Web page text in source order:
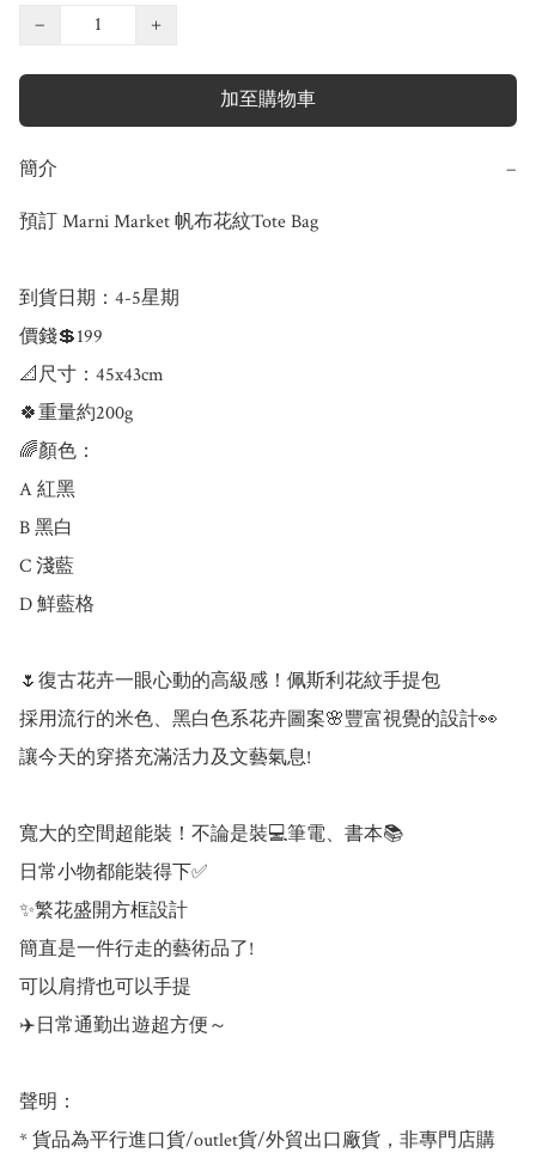
−
+
加至購物車
簡介 −
預訂 Marni Market 帆布花紋Tote Bag
到貨日期：4-5星期
價錢💲199
📐尺寸：45x43cm
🍀重量約200g
🌈顏色：
A 紅黑
B 黑白
C 淺藍
D 鮮藍格
🌷復古花卉一眼心動的高級感！佩斯利花紋手提包
採用流行的米色、黑白色系花卉圖案🌸豐富視覺的設計👀
讓今天的穿搭充滿活力及文藝氣息!
寬大的空間超能裝！不論是裝💻筆電、書本📚
日常小物都能裝得下✅
✨繁花盛開方框設計
簡直是一件行走的藝術品了!
可以肩揹也可以手提
✈️日常通勤出遊超方便～
聲明：
* 貨品為平行進口貨/outlet貨/外貿出口廠貨，非專門店購